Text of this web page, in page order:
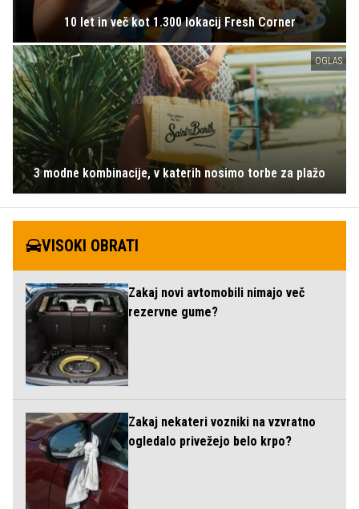
10 let in več kot 1.300 lokacij Fresh Corner
OGLAS
3 modne kombinacije, v katerih nosimo torbe za plažo
VISOKI OBRATI
Zakaj novi avtomobili nimajo več
rezervne gume?
Zakaj nekateri vozniki na vzvratno
ogledalo privežejo belo krpo?